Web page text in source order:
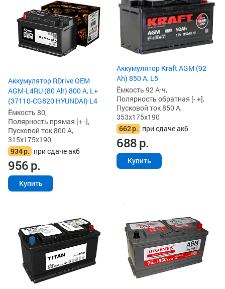
Аккумулятор RDrive OEM
AGM-L4RU (80 Ah) 800 А, L+
(37110-CG820 HYUNDAI) L4
Ёмкость 80,
Полярность прямая [+ -],
Пусковой ток 800 А,
315x175x190
934р. при сдаче акб
956р.
Купить
Аккумулятор Kraft AGM (92
Ah) 850 А, L5
Ёмкость 92 А·ч,
Полярность обратная [- +],
Пусковой ток 850 А,
353x175x190
662р. при сдаче акб
688р.
Купить